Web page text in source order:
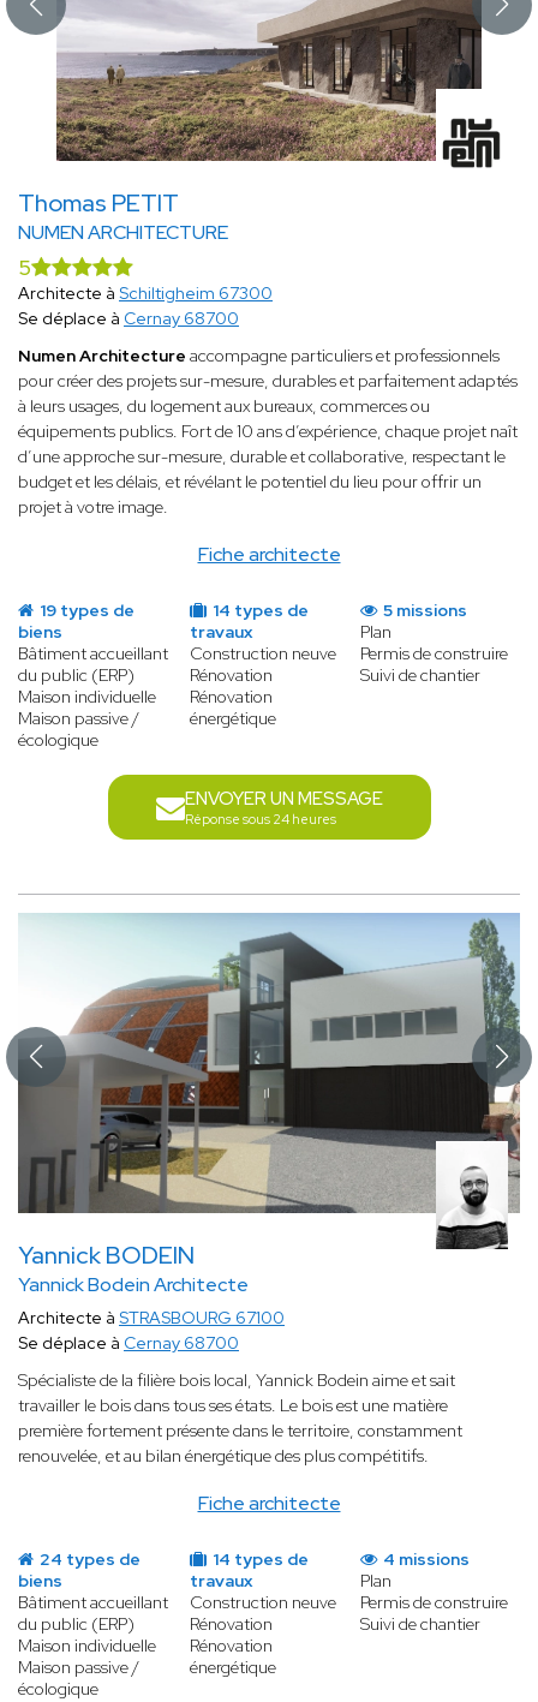
Thomas PETIT
NUMEN ARCHITECTURE
Fiche architecte
5
Architecte à Schiltigheim 67300
Se déplace à Cernay 68700
Numen Architecture accompagne particuliers et professionnels
pour créer des projets sur-mesure, durables et parfaitement adaptés
à leurs usages, du logement aux bureaux, commerces ou
équipements publics. Fort de 10 ans d’expérience, chaque projet naît
d’une approche sur-mesure, durable et collaborative, respectant le
budget et les délais, et révélant le potentiel du lieu pour offrir un
projet à votre image.
19 types de
biens
Bâtiment accueillant
du public (ERP)
Maison individuelle
Maison passive /
écologique
14 types de
travaux
Construction neuve
Rénovation
Rénovation
énergétique
5 missions
Plan
Permis de construire
Suivi de chantier
ENVOYER UN MESSAGE
Réponse sous 24 heures
Yannick BODEIN
Yannick Bodein Architecte
Fiche architecte
Architecte à STRASBOURG 67100
Se déplace à Cernay 68700
Spécialiste de la filière bois local, Yannick Bodein aime et sait
travailler le bois dans tous ses états. Le bois est une matière
première fortement présente dans le territoire, constamment
renouvelée, et au bilan énergétique des plus compétitifs.
24 types de
biens
Bâtiment accueillant
du public (ERP)
Maison individuelle
Maison passive /
écologique
14 types de
travaux
Construction neuve
Rénovation
Rénovation
énergétique
4 missions
Plan
Permis de construire
Suivi de chantier